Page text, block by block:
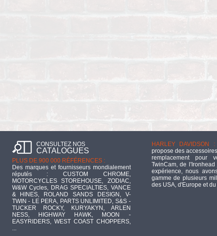
CONSULTEZ NOS
CATALOGUES
PLUS DE 900 000 RÉFÉRENCES :
Des marques et fournisseurs mondialement
réputés : CUSTOM CHROME,
MOTORCYCLES STOREHOUSE, ZODIAC,
W&W Cycles, DRAG SPECIALTIES, VANCE
& HINES, ROLAND SANDS DESIGN, V-
TWIN - LE PERA, PARTS UNLIMITED, S&S -
TUCKER ROCKY, KURYAKYN, ARLEN
NESS, HIGHWAY HAWK, MOON -
EASYRIDERS, WEST COAST CHOPPERS,
HARLEY DAVIDSON :
propose des
remplacement pour
TwinCam, de
expérience, nous
gamme de plusieurs
des USA, d'Europe et